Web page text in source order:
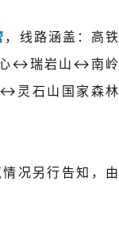
，线路涵盖：高铁
↔瑞岩山↔南岭
灵石山国家森林
况另行告知，由